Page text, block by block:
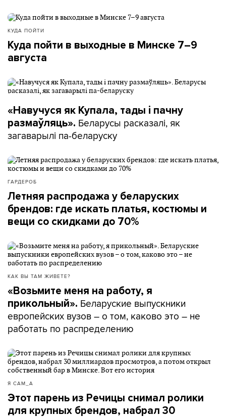
КУДА ПОЙТИ
Куда пойти в выходные в Минске 7–9
августа
«Навучуся як Купала, тады і пачну
размаўляць». Беларусы расказалі, як
загаварылі па-беларуску
ГАРДЕРОБ
Летняя распродажа у беларуских
брендов: где искать платья, костюмы и
вещи со скидками до 70%
КАК ВЫ ТАМ ЖИВЕТЕ?
«Возьмите меня на работу, я
прикольный». Беларуские выпускники
европейских вузов – о том, каково это – не
работать по распределению
Я САМ_А
Этот парень из Речицы снимал ролики
для крупных брендов, набрал 30